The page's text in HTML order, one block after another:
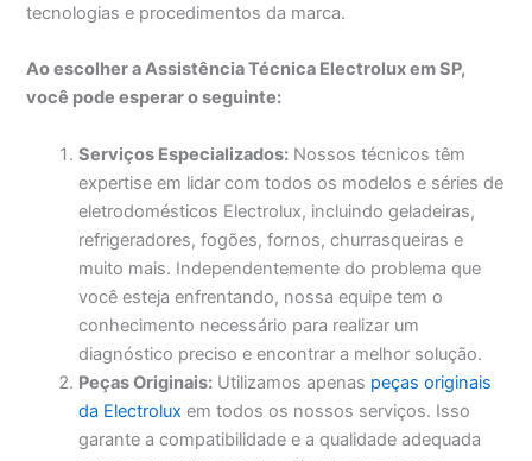
tecnologias e procedimentos da marca.
Ao escolher a Assistência Técnica Electrolux em SP,
você pode esperar o seguinte:
Serviços Especializados: Nossos técnicos têm
expertise em lidar com todos os modelos e séries de
eletrodomésticos Electrolux, incluindo geladeiras,
refrigeradores, fogões, fornos, churrasqueiras e
muito mais. Independentemente do problema que
você esteja enfrentando, nossa equipe tem o
conhecimento necessário para realizar um
diagnóstico preciso e encontrar a melhor solução.
Peças Originais: Utilizamos apenas peças originais
da Electrolux em todos os nossos serviços. Isso
garante a compatibilidade e a qualidade adequada